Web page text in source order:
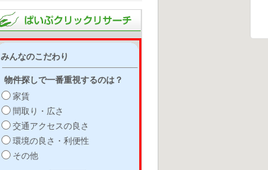
みんなのこだわり
物件探しで一番重視するのは？
家賃
間取り・広さ
交通アクセスの良さ
環境の良さ・利便性
その他